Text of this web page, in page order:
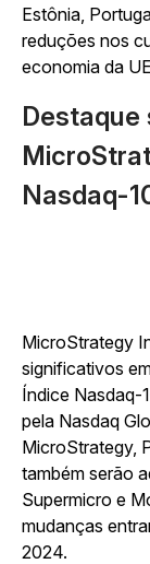
Estônia,
reduções nos
economia da
Nasdaq-
MicroStrategy
significativos
Índice Nasdaq-
pela Nasdaq
MicroStrategy,
também serão
Supermicro e
mudanças
2024.